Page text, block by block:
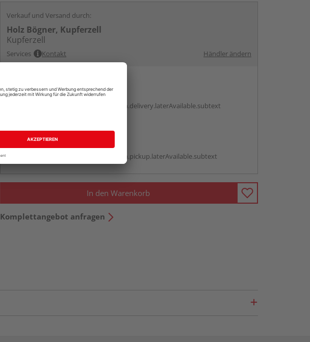
Verkauf und Versand durch:
Holz Bögner, Kupferzell
Kupferzell
Services Kontakt Händler ändern
Auf Vorbestellung:
vue.ads.priceMerchantBox.option.delivery.laterAvailable.subtext
Beim Händler abholen
Auf Vorbestellung:
vue.ads.priceMerchantBox.option.pickup.laterAvailable.subtext
In den Warenkorb
Komplettangebot anfragen